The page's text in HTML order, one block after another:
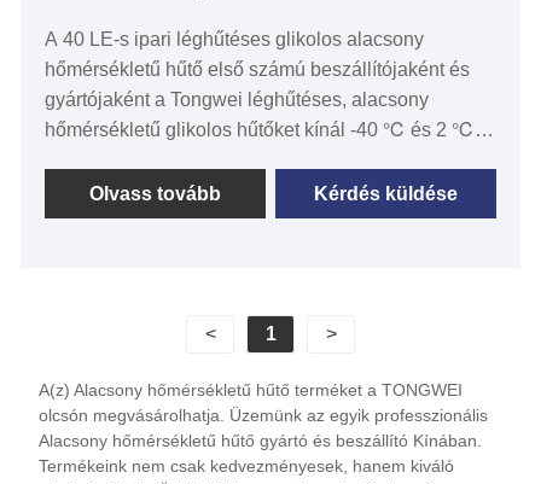
A 40 LE-s ipari léghűtéses glikolos alacsony
hőmérsékletű hűtő első számú beszállítójaként és
gyártójaként a Tongwei léghűtéses, alacsony
hőmérsékletű glikolos hűtőket kínál -40 ℃ és 2 ℃
közötti hűtési kapacitással. Az alacsony
hőmérsékletű hűtőt széles körben használják
és az erős tervezési és gyártási képesség miatt a
Tongwei az Ön Kína megbízható partnerévé válik a
hűtőberendezések terén.
Olvass tovább Kérdés küldése
< 1 >
A(z) Alacsony hőmérsékletű hűtő terméket a TONGWEI
olcsón megvásárolhatja. Üzemünk az egyik professzionális
Alacsony hőmérsékletű hűtő gyártó és beszállító Kínában.
Termékeink nem csak kedvezményesek, hanem kiváló